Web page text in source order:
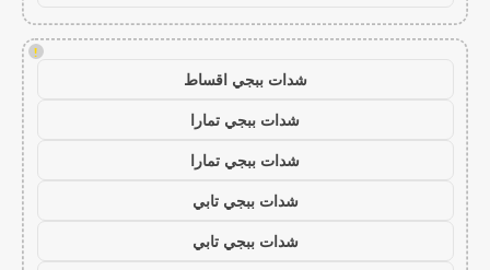
!
شدات ببجي اقساط
شدات ببجي تمارا
شدات ببجي تمارا
شدات ببجي تابي
شدات ببجي تابي